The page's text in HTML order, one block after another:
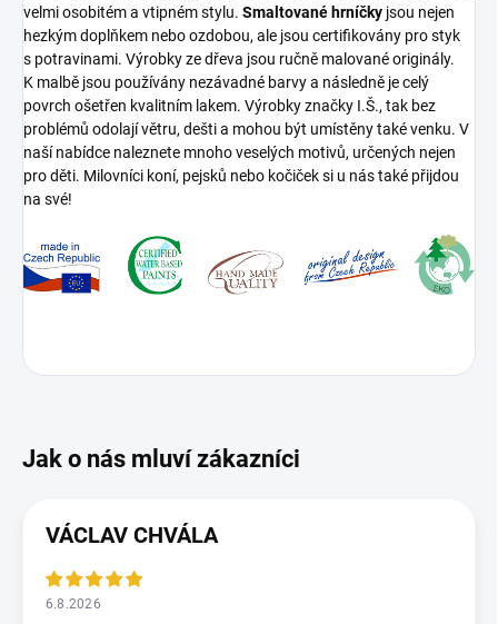
velmi osobitém a vtipném stylu. Smaltované hrníčky jsou nejen
hezkým doplňkem nebo ozdobou, ale jsou certifikovány pro styk
s potravinami. Výrobky ze dřeva jsou ručně malované originály.
K malbě jsou používány nezávadné barvy a následně je celý
povrch ošetřen kvalitním lakem. Výrobky značky I.Š., tak bez
problémů odolají větru, dešti a mohou být umístěny také venku. V
naší nabídce naleznete mnoho veselých motivů, určených nejen
pro děti. Milovníci koní, pejsků nebo kočiček si u nás také přijdou
na své!
VÁCLAV CHVÁLA
6.8.2026